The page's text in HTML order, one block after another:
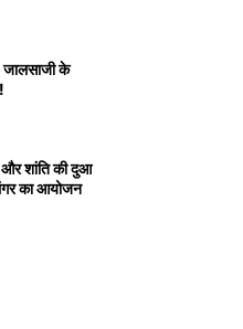
जालसाजी के
शांति की दुआ
का आयोजन